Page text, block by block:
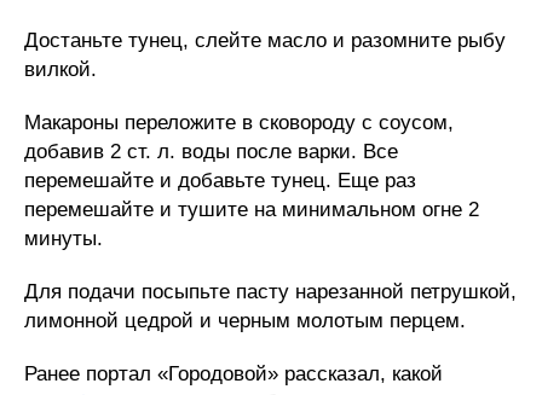
Достаньте тунец, слейте масло и разомните рыбу
вилкой.
Макароны переложите в сковороду с соусом,
добавив 2 ст. л. воды после варки. Все
перемешайте и добавьте тунец. Еще раз
перемешайте и тушите на минимальном огне 2
минуты.
Для подачи посыпьте пасту нарезанной петрушкой,
лимонной цедрой и черным молотым перцем.
Ранее портал «Городовой» рассказал, какой